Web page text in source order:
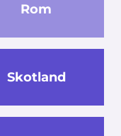
Rom
Skotland